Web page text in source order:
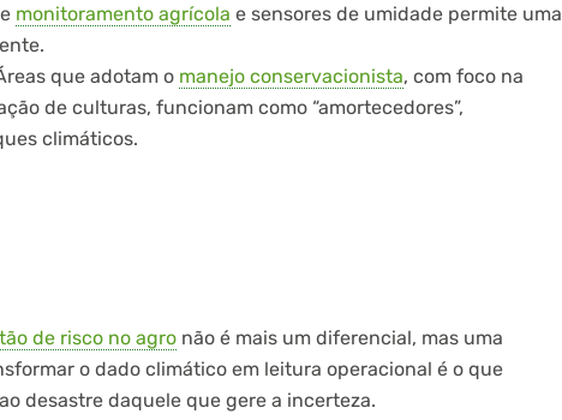
monitoramento agrícola e sensores de umidade permite uma
que adotam o manejo conservacionista, com foco na
de culturas, funcionam como “amortecedores”,
climáticos.
de risco no agro não é mais um diferencial, mas uma
o dado climático em leitura operacional é o que
desastre daquele que gere a incerteza.